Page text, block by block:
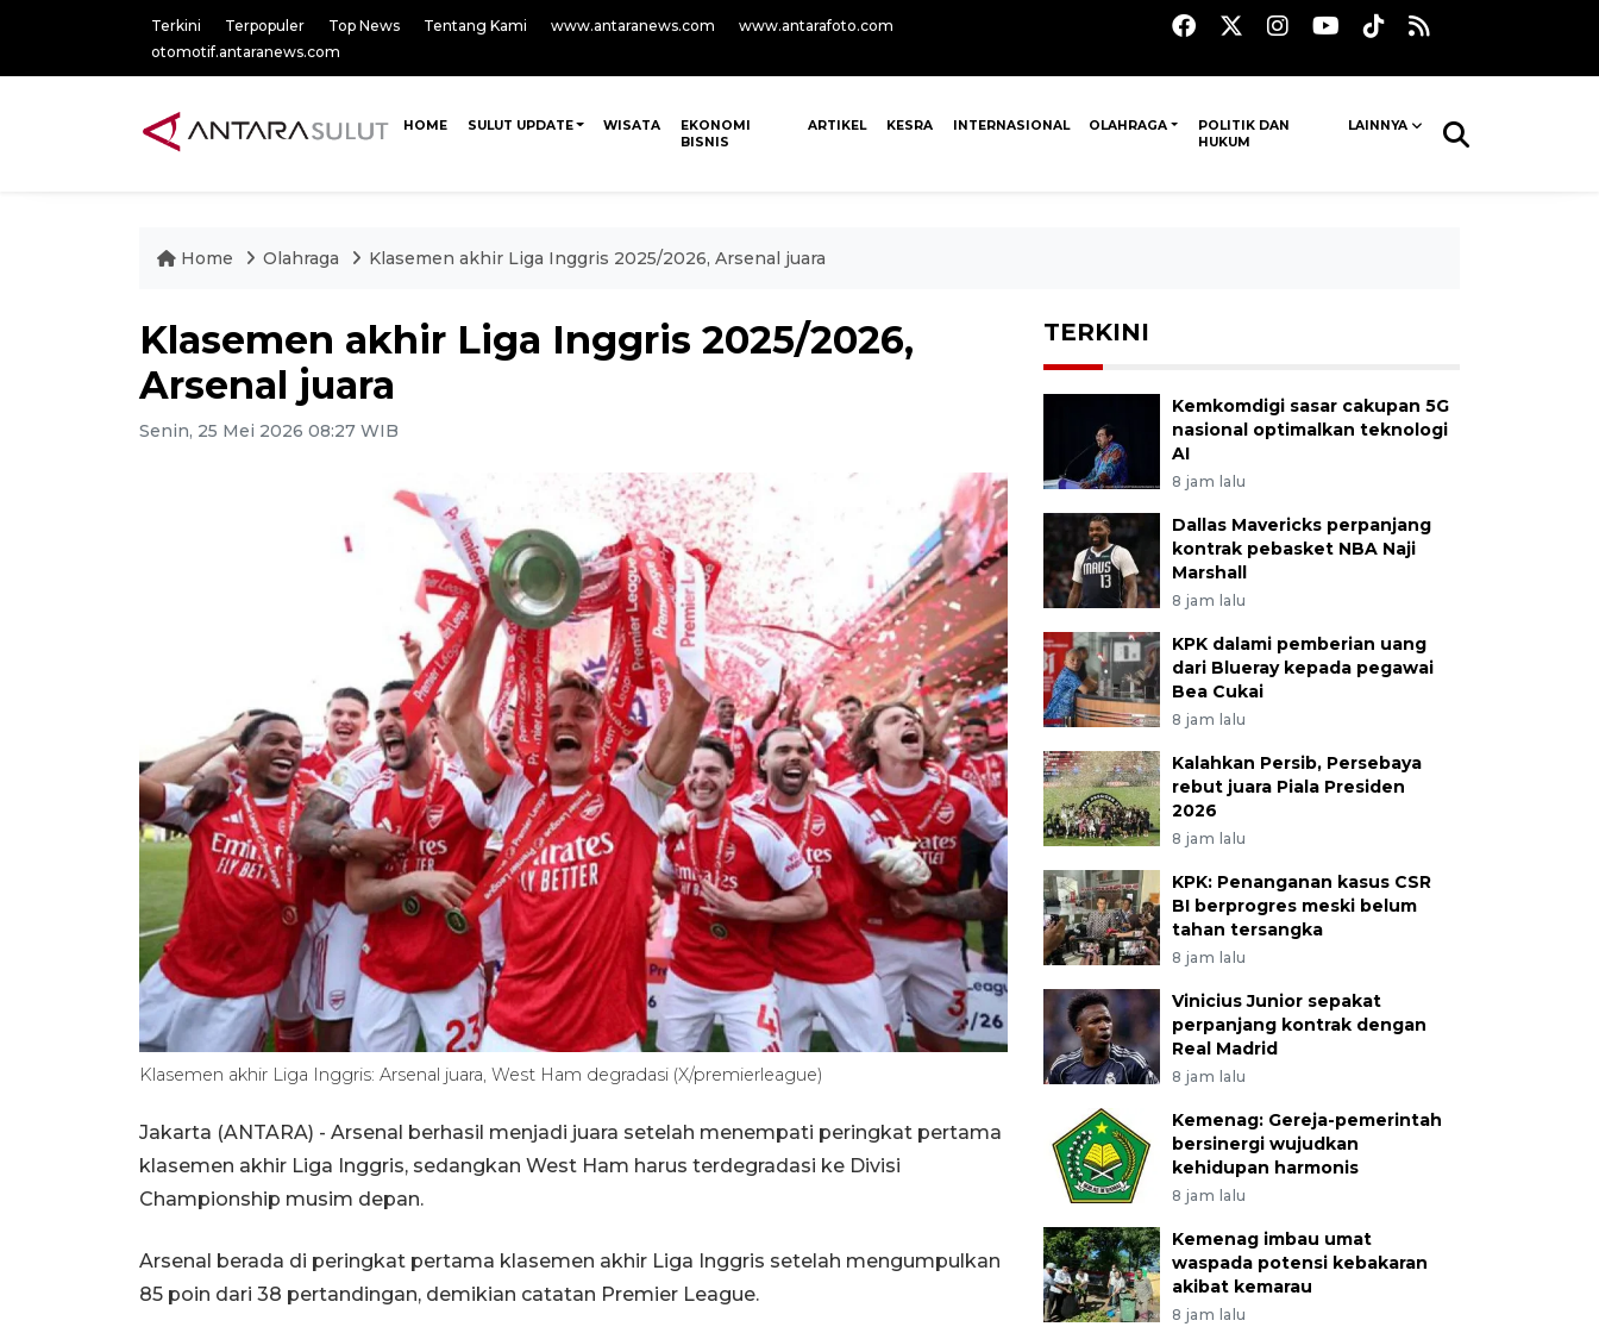
Terkini Terpopuler Top News Tentang Kami www.antaranews.com
www.antarafoto.com
otomotif.antaranews.com
HOME SULUT UPDATE WISATA
EKONOMI
BISNIS
ARTIKEL KESRA INTERNASIONAL OLAHRAGA
POLITIK DAN
HUKUM
LAINNYA
Home Olahraga Klasemen akhir Liga Inggris 2025/2026, Arsenal juara
Klasemen akhir Liga Inggris 2025/2026,
Arsenal juara
Senin, 25 Mei 2026 08:27 WIB
Klasemen akhir Liga Inggris: Arsenal juara, West Ham degradasi (X/premierleague)
Jakarta (ANTARA) - Arsenal berhasil menjadi juara setelah menempati peringkat pertama
klasemen akhir Liga Inggris, sedangkan West Ham harus terdegradasi ke Divisi
Championship musim depan.
Arsenal berada di peringkat pertama klasemen akhir Liga Inggris setelah mengumpulkan
85 poin dari 38 pertandingan, demikian catatan Premier League.
TERKINI
Kemkomdigi sasar cakupan 5G
nasional optimalkan teknologi
AI
8 jam lalu
Dallas Mavericks perpanjang
kontrak pebasket NBA Naji
Marshall
8 jam lalu
KPK dalami pemberian uang
dari Blueray kepada pegawai
Bea Cukai
8 jam lalu
Kalahkan Persib, Persebaya
rebut juara Piala Presiden
2026
8 jam lalu
KPK: Penanganan kasus CSR
BI berprogres meski belum
tahan tersangka
8 jam lalu
Vinicius Junior sepakat
perpanjang kontrak dengan
Real Madrid
8 jam lalu
Kemenag: Gereja-pemerintah
bersinergi wujudkan
kehidupan harmonis
8 jam lalu
Kemenag imbau umat
waspada potensi kebakaran
akibat kemarau
8 jam lalu